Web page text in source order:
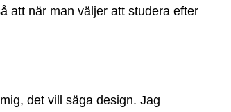
att när man väljer att studera efter
det vill säga design. Jag